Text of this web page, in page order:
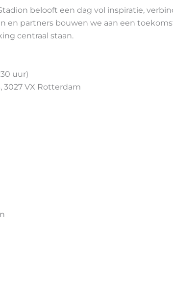
belooft een dag vol inspiratie,
en partners bouwen we aan een
centraal staan.
uur)
3027 VX Rotterdam